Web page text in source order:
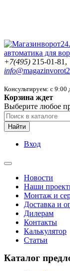
+7(495) 215-01-81,
info@
Консультируем: с 9:00
Корзина ждет
Выберите любое
Найти
Вход
Новости
Наши
Монтаж и
Доставка и
Дилерам
Контакты
Калькулятор
Статьи
Каталог